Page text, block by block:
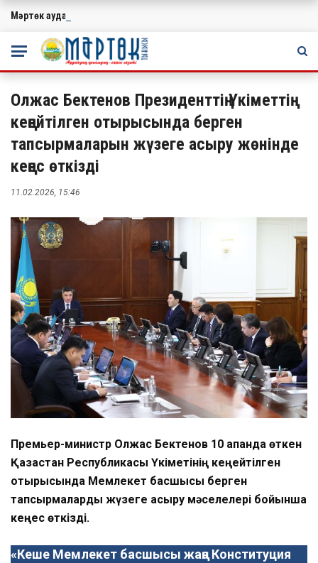
МАҢЫЗДЫ
Мәртөк ауданында учаскелік сайлау комиссияларының
Олжас Бектенов Президенттің Үкіметтің
кеңейтілген отырысында берген
тапсырмаларын жүзеге асыру жөнінде
кеңес өткізді
11.02.2026, 15:46
Премьер-министр Олжас Бектенов 10 ақпанда өткен
Қазақстан Республикасы Үкіметінің кеңейтілген
отырысында Мемлекет басшысы берген
тапсырмаларды жүзеге асыру мәселелері бойынша
кеңес өткізді.
«Кеше Мемлекет басшысы жаңа Конституция